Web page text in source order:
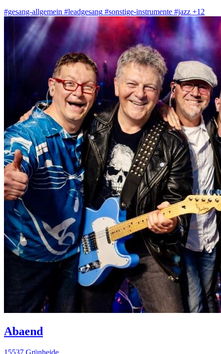
#gesang-allgemein #leadgesang #sonstige-instrumente #jazz +12
Abaend
15537 Grünheide